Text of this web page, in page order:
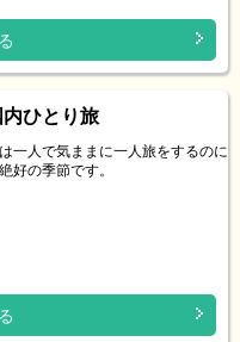
ひとり旅
一人で気ままに一人旅をするのに
好の季節です。